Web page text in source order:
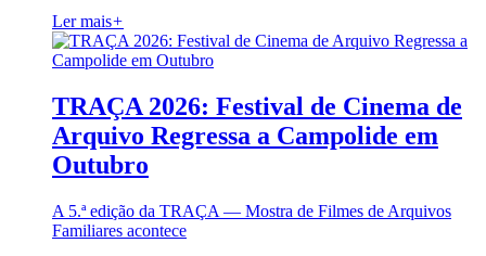
Ler mais+
TRAÇA 2026: Festival de Cinema de
Arquivo Regressa a Campolide em
Outubro
A 5.ª edição da TRAÇA — Mostra de Filmes de Arquivos
Familiares acontece